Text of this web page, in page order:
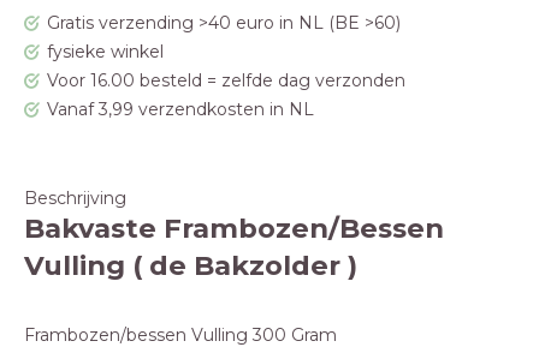
Gratis verzending >40 euro in NL (BE >60)
fysieke winkel
Voor 16.00 besteld = zelfde dag verzonden
Vanaf 3,99 verzendkosten in NL
Beschrijving
Bakvaste Frambozen/Bessen
Vulling ( de Bakzolder )
Frambozen/bessen Vulling 300 Gram